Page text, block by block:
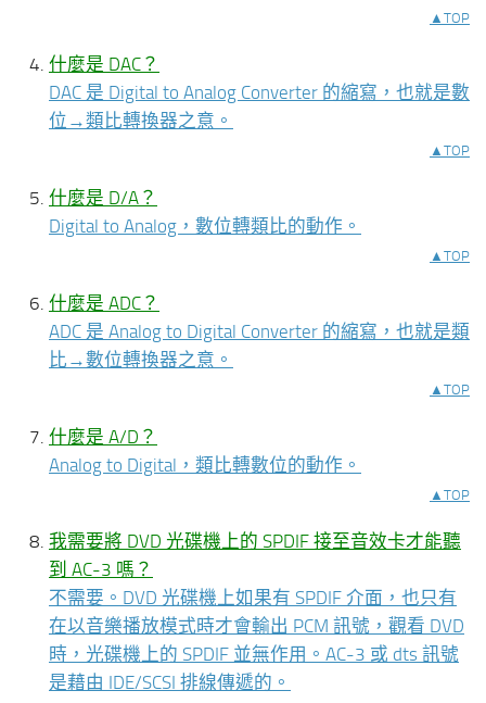
▲TOP
什麼是 DAC？
DAC 是 Digital to Analog Converter 的縮寫，也就是數
位→類比轉換器之意。
▲TOP
什麼是 D/A？
Digital to Analog，數位轉類比的動作。
▲TOP
什麼是 ADC？
ADC 是 Analog to Digital Converter 的縮寫，也就是類
比→數位轉換器之意。
▲TOP
什麼是 A/D？
Analog to Digital，類比轉數位的動作。
▲TOP
我需要將 DVD 光碟機上的 SPDIF 接至音效卡才能聽
到 AC-3 嗎？
不需要。DVD 光碟機上如果有 SPDIF 介面，也只有
在以音樂播放模式時才會輸出 PCM 訊號，觀看 DVD
時，光碟機上的 SPDIF 並無作用。AC-3 或 dts 訊號
是藉由 IDE/SCSI 排線傳遞的。